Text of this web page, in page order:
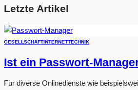
Letzte Artikel
GESELLSCHAFTINTERNETTECHNIK
Ist ein Passwort-
Für diverse Onlinedienste wie